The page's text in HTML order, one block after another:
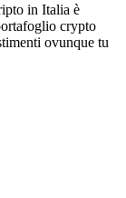
in Italia è
crypto
ovunque tu